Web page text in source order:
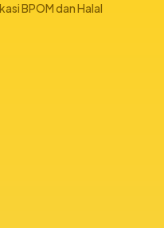
BPOM dan Halal